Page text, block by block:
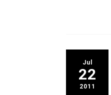
Jul
22
2011